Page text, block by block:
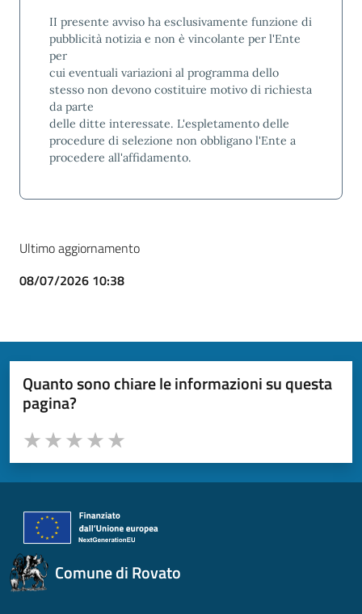
II presente avviso ha esclusivamente funzione di
pubblicità notizia e non è vincolante per l'Ente
per
cui eventuali variazioni al programma dello
stesso non devono costituire motivo di richiesta
da parte
delle ditte interessate. L'espletamento delle
procedure di selezione non obbligano l'Ente a
procedere all'affidamento.
Ultimo aggiornamento
08/07/2026 10:38
Quanto sono chiare le informazioni su questa
pagina?
Valuta da 1 a 5 stelle la pagina
Valuta 5 stelle su 5
Valuta 4 stelle su 5
Valuta 3 stelle su 5
Valuta 2 stelle su 5
Valuta 1 stelle su 5
Comune di Rovato